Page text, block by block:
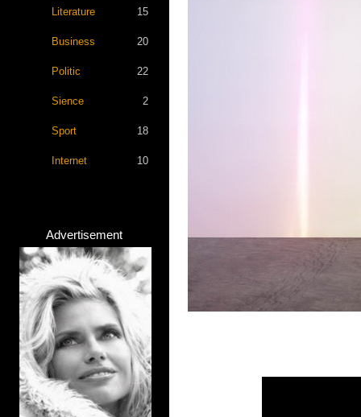
Literature 15
Business 20
Politic 22
Sience 2
Sport 18
Internet 10
Advertisement